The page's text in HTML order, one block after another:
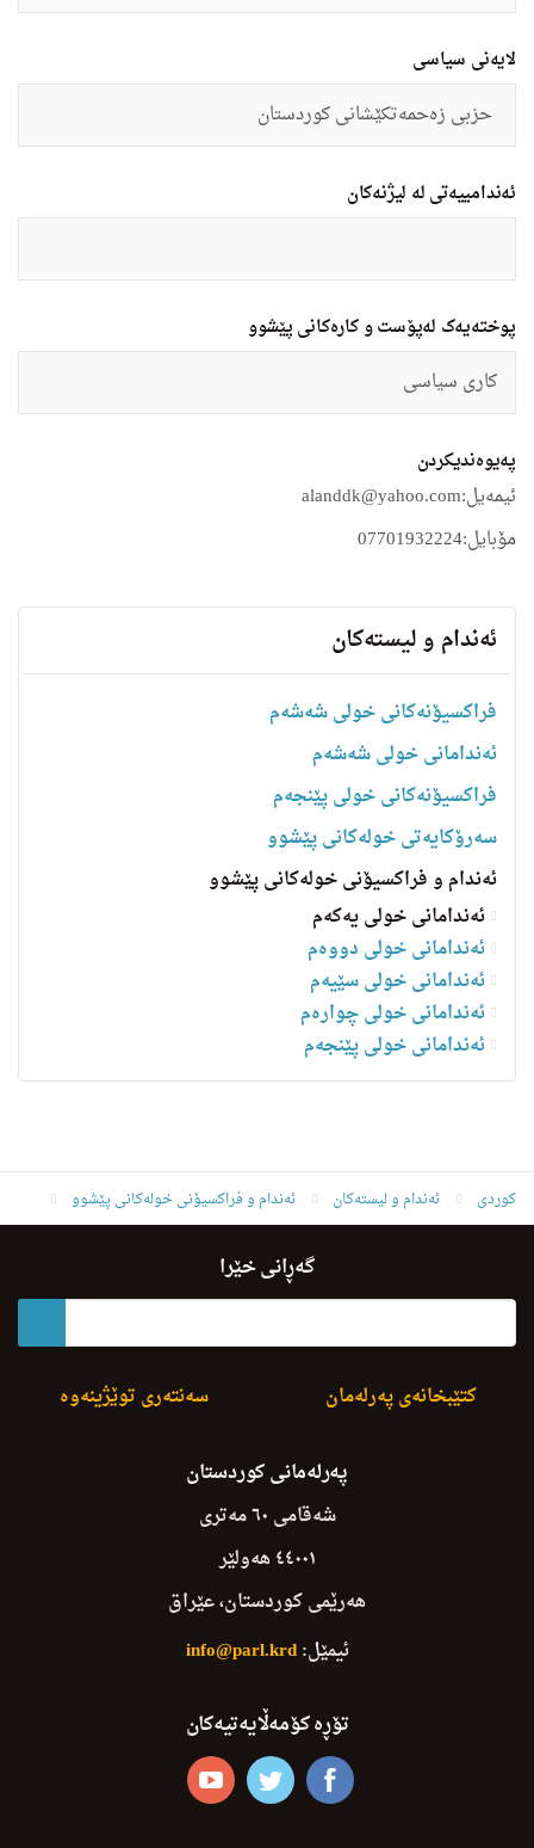
لایەنی سیاسی
حزبى زه‌حمەتكێشانى كوردستان
ئەندامییەتی لە لیژنەکان
پوختەیەک لەپۆست و کارەکانی پێشوو
كارى سیاسى
په‌یوه‌ندیكردن
ئیمه‌یل:alanddk@yahoo.com
مۆبایل:07701932224
ئه‌ندام و لیسته‌كان
فراکسیۆنەکانی خولی شەشەم
ئەندامانی خولی شەشەم
فراکسیۆنەکانی خولی پێنجەم
سه‌رۆكایه‌تی خولەکانی پێشوو
ئەندام و فراکسیۆنی خولەکانی پێشوو
ئەندامانی خولی یەکەم
ئەندامانی خولی دووەم
ئەندامانی خولی سێیەم
ئەندامانی خولی چوارەم
ئه‌ندامانی خولی پێنجەم
کوردی ئه‌ندام و لیسته‌كان ئەندام و فراکسیۆنی خولەکانی پێشوو
قادر عه‌زیز محه‌مه‌د ئه‌مین
گەڕانی خێرا
سەنتەری توێژینەوە کتێبخانەی پەرلەمان
پەرلەمانی کوردستان
شەقامی ٦٠ مەتری
٤٤٠٠١ هەولێر
هەرێمی کوردستان، عێراق
ئیمێل:info@parl.krd
تۆڕە کۆمەڵایەتیەکان